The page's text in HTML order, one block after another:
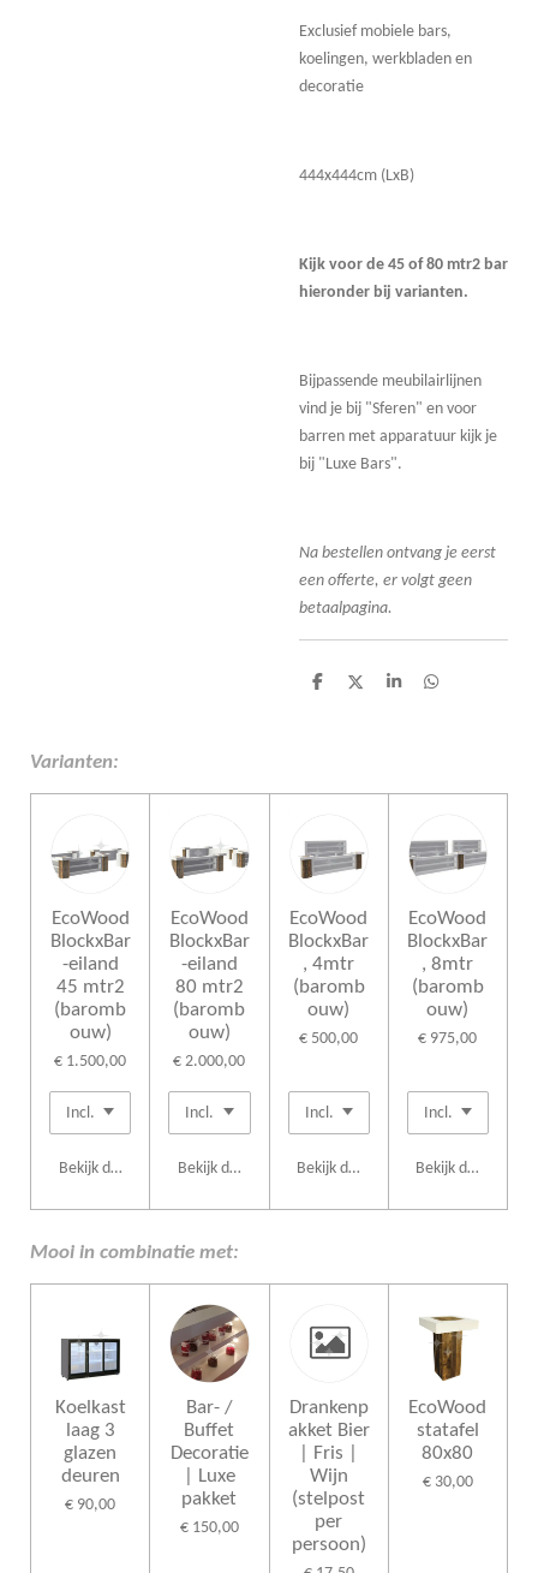
Exclusief mobiele bars,
koelingen, werkbladen en
decoratie
444x444cm (LxB)
Kijk voor de 45 of 80 mtr2 bar
hieronder bij varianten.
Bijpassende meubilairlijnen
vind je bij "Sferen" en voor
barren met apparatuur kijk je
bij "Luxe Bars".
Na bestellen ontvang je eerst
een offerte, er volgt geen
betaalpagina.
D
D
S
D
Varianten:
EcoWood
BlockxBar
-eiland
45 mtr2
(baromb
ouw)
€ 1.500,00
Bekijk details
EcoWood
BlockxBar
-eiland
80 mtr2
(baromb
ouw)
€ 2.000,00
Bekijk details
EcoWood
BlockxBar
, 4mtr
(baromb
ouw)
€ 500,00
Bekijk details
EcoWood
BlockxBar
, 8mtr
(baromb
ouw)
€ 975,00
Bekijk details
Mooi in combinatie met:
Koelkast
laag 3
glazen
deuren
€ 90,00
Bar- /
Buffet
Decoratie
| Luxe
pakket
€ 150,00
Drankenp
akket Bier
| Fris |
Wijn
(stelpost
per
persoon)
EcoWood
statafel
80x80
€ 30,00